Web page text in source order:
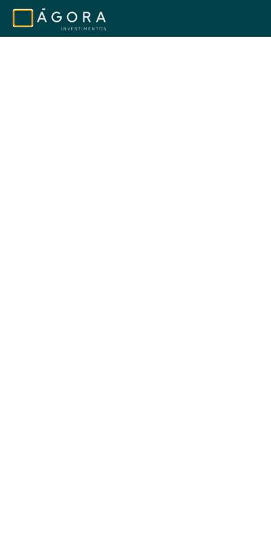
Copyright © 2026 Ágora Insights - Todos os direitos reservados